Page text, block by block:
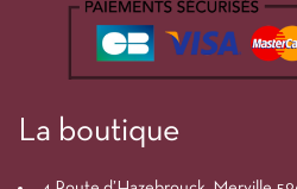
La boutique